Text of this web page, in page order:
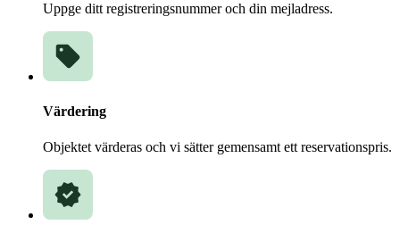
Uppge ditt registreringsnummer och din mejladress.
Värdering
Objektet värderas och vi sätter gemensamt ett reservationspris.